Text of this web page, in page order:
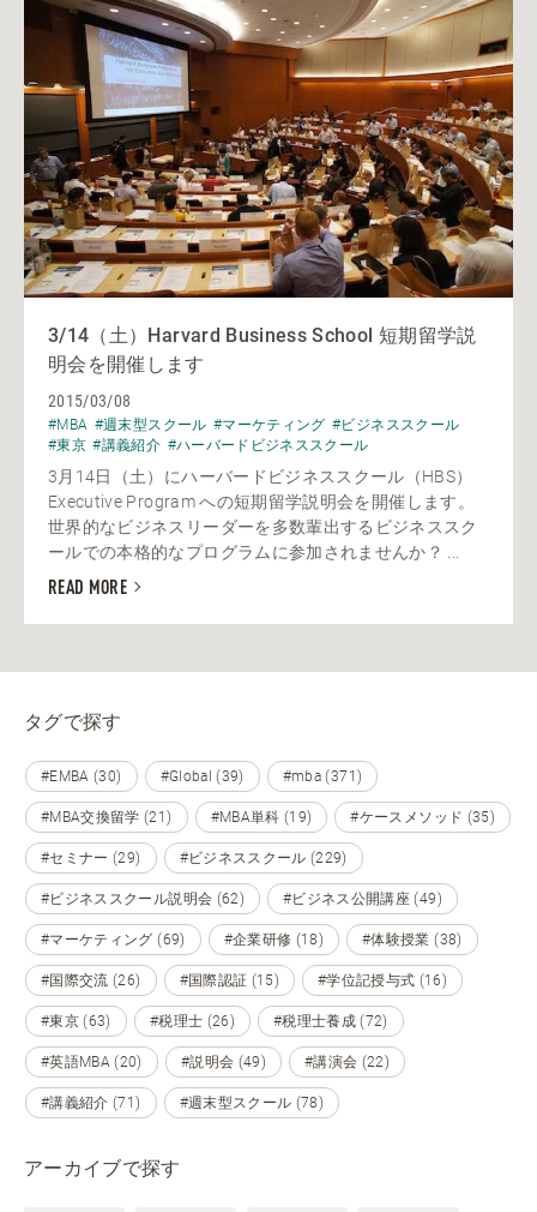
3/14（土）Harvard Business School 短期留学説
明会を開催します
2015/03/08
#MBA #週末型スクール #マーケティング #ビジネススクール
#東京 #講義紹介 #ハーバードビジネススクール
3月14日（土）にハーバードビジネススクール（HBS）
Executive Program への短期留学説明会を開催します。
世界的なビジネスリーダーを多数輩出するビジネススク
ールでの本格的なプログラムに参加されませんか？ ...
READ MORE
タグで探す
#EMBA (30) #Global (39) #mba (371)
#MBA交換留学 (21) #MBA単科 (19) #ケースメソッド (35)
#セミナー (29) #ビジネススクール (229)
#ビジネススクール説明会 (62) #ビジネス公開講座 (49)
#マーケティング (69) #企業研修 (18) #体験授業 (38)
#国際交流 (26) #国際認証 (15) #学位記授与式 (16)
#東京 (63) #税理士 (26) #税理士養成 (72)
#英語MBA (20) #説明会 (49) #講演会 (22)
#講義紹介 (71) #週末型スクール (78)
アーカイブで探す